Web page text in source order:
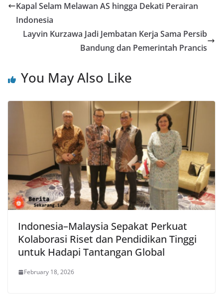
Kapal Selam Melawan AS hingga Dekati Perairan
Indonesia
Layvin Kurzawa Jadi Jembatan Kerja Sama Persib
Bandung dan Pemerintah Prancis
You May Also Like
Indonesia–Malaysia Sepakat Perkuat
Kolaborasi Riset dan Pendidikan Tinggi
untuk Hadapi Tantangan Global
February 18, 2026